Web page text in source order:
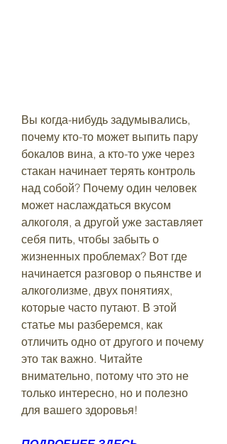
Вы когда-нибудь задумывались,
почему кто-то может выпить пару
бокалов вина, а кто-то уже через
стакан начинает терять контроль
над собой? Почему один человек
может наслаждаться вкусом
алкоголя, а другой уже заставляет
себя пить, чтобы забыть о
жизненных проблемах? Вот где
начинается разговор о пьянстве и
алкоголизме, двух понятиях,
которые часто путают. В этой
статье мы разберемся, как
отличить одно от другого и почему
это так важно. Читайте
внимательно, потому что это не
только интересно, но и полезно
для вашего здоровья!